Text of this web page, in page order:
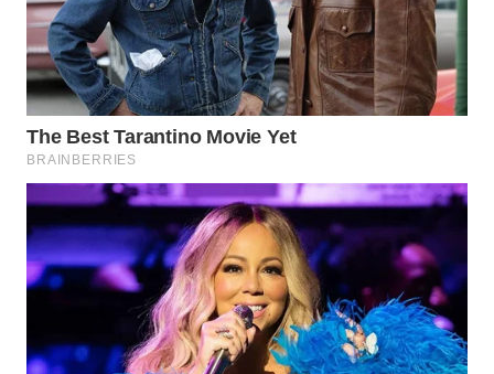
WAHANANEWS
ID
WAHANANEWS
CO ID
WAHANANEWS
NET
WAHANA
WAHANA